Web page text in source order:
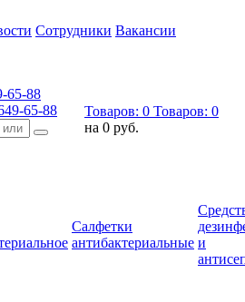
Сотрудники Вакансии
65-88
65-88 Товаров: 0 Товаров: 0
на 0 руб.
Салфетки
антибактериальные и